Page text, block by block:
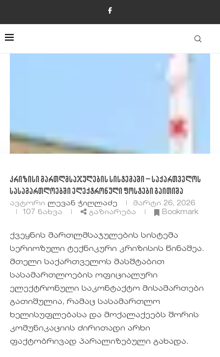
კრიზისი მართლმსაჯულების სისტემაში – საქართველოს
სასამართლოებში ელექტრონული ფოსტები გაითიშა
ავტორი Ლევან Ჭიღლაძე
მარტი 26, 2026
107 ნახვა გაზიარება Bookmark
ქვეყნის მართლმსაჯულების სისტემა
სერიოზული ტექნიკური კრიზისის წინაშეა.
მთელი საქართველოს მასშტაბით
სასამართლოების ოფიციალური
ელექტრონული საკონტაქტო მისამართები
გათიშულია, რამაც სასამართლო
ხელისუფლებასა და მოქალაქეებს შორის
კომუნიკაციის ძირითადი არხი
ფაქტობრივად პარალიზებული გახადა.